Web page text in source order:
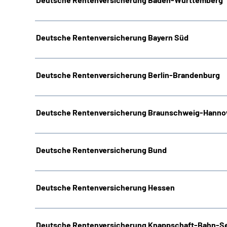
Deutsche Rentenversicherung Bayern Süd
Deutsche Rentenversicherung Berlin-Brandenburg
Deutsche Rentenversicherung Braunschweig-
Deutsche Rentenversicherung Bund
Deutsche Rentenversicherung Hessen
Deutsche Rentenversicherung Knappschaft-Bahn-